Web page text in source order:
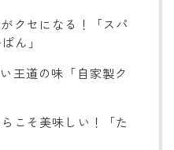
クセになる！「スパ
ん」
王道の味「自家製ク
こそ美味しい！「た